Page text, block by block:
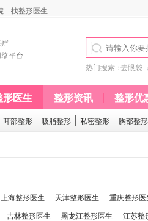
找整形医生
热门搜索：去眼袋
形医生 整形资讯 整形优
耳部整形 吸脂整形 私密整形 胸部整形
上海整形医生 天津整形医生
重庆整形医
吉林整形医生 黑龙江整形医生
江苏整